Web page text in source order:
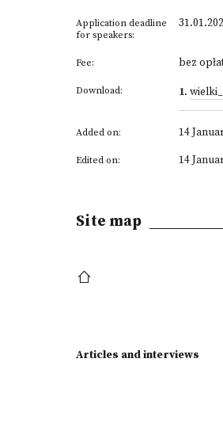
Application deadline
for speakers:
Fee: bez
Download: 1.
Added on: 14
Edited on: 14
Site map
Articles and interviews